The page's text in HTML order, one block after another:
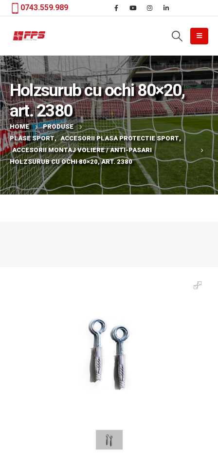
0743.559.989
Holzsurub cu ochi 80×20,
art. 2380
HOME
PRODUSE
PLASE SPORT, ACCESORII PLASA PROTECTIE SPORT,
ACCESORII MONTAJ VOLIERE / ANTI-PASARI
HOLZSURUB CU OCHI 80×20, ART. 2380